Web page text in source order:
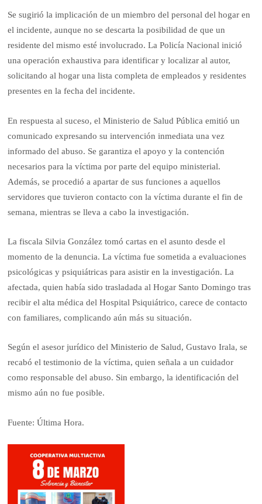
Se sugirió la implicación de un miembro del personal del hogar en
el incidente, aunque no se descarta la posibilidad de que un
residente del mismo esté involucrado. La Policía Nacional inició
una operación exhaustiva para identificar y localizar al autor,
solicitando al hogar una lista completa de empleados y residentes
presentes en la fecha del incidente.
En respuesta al suceso, el Ministerio de Salud Pública emitió un
comunicado expresando su intervención inmediata una vez
informado del abuso. Se garantiza el apoyo y la contención
necesarios para la víctima por parte del equipo ministerial.
Además, se procedió a apartar de sus funciones a aquellos
servidores que tuvieron contacto con la víctima durante el fin de
semana, mientras se lleva a cabo la investigación.
La fiscala Silvia González tomó cartas en el asunto desde el
momento de la denuncia. La víctima fue sometida a evaluaciones
psicológicas y psiquiátricas para asistir en la investigación. La
afectada, quien había sido trasladada al Hogar Santo Domingo tras
recibir el alta médica del Hospital Psiquiátrico, carece de contacto
con familiares, complicando aún más su situación.
Según el asesor jurídico del Ministerio de Salud, Gustavo Irala, se
recabó el testimonio de la víctima, quien señala a un cuidador
como responsable del abuso. Sin embargo, la identificación del
mismo aún no fue posible.
Fuente: Última Hora.